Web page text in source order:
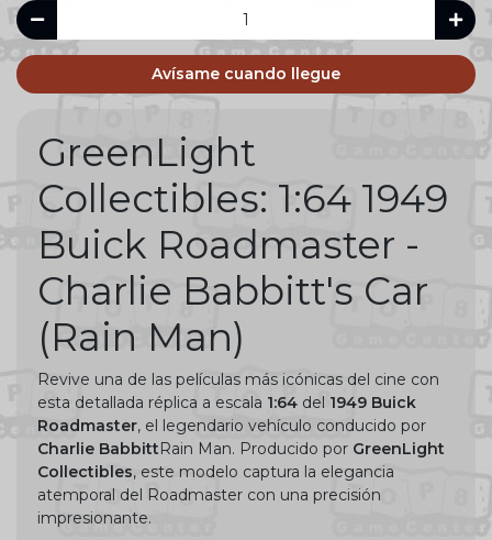
Avísame cuando llegue
GreenLight
Collectibles: 1:64 1949
Buick Roadmaster -
Charlie Babbitt's Car
(Rain Man)
Revive una de las películas más icónicas del cine con
esta detallada réplica a escala 1:64 del 1949 Buick
Roadmaster, el legendario vehículo conducido por
Charlie BabbittRain Man. Producido por GreenLight
Collectibles, este modelo captura la elegancia
atemporal del Roadmaster con una precisión
impresionante.